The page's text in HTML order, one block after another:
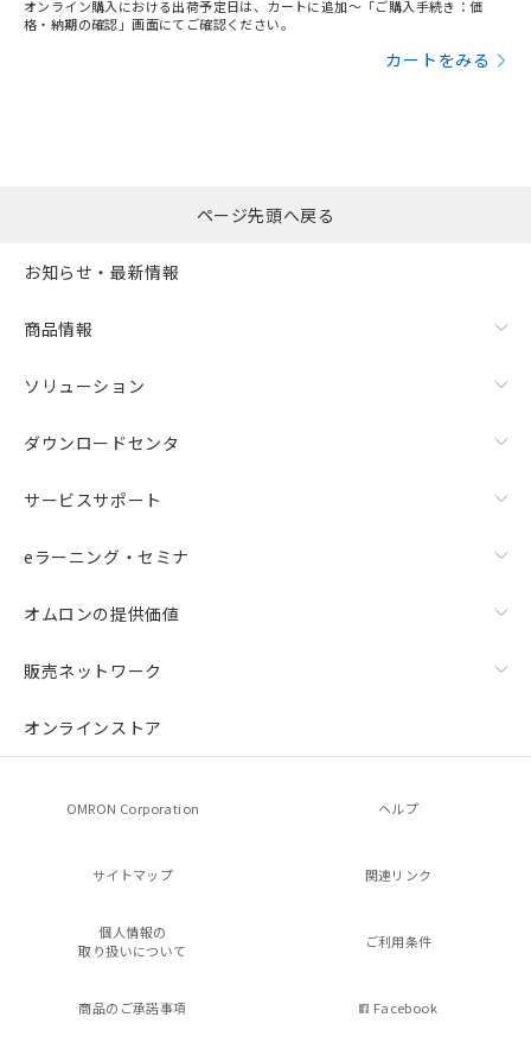
オンライン購入における出荷予定日は、カートに追加～「ご購入手続き：価
格・納期の確認」画面にてご確認ください。
カートをみる
ページ先頭へ戻る
お知らせ・最新情報
商品情報
ソリューション
ダウンロードセンタ
サービスサポート
eラーニング・セミナ
オムロンの提供価値
販売ネットワーク
オンラインストア
OMRON Corporation ヘルプ
サイトマップ 関連リンク
個人情報の
取り扱いについて
ご利用条件
商品のご承諾事項 Facebook